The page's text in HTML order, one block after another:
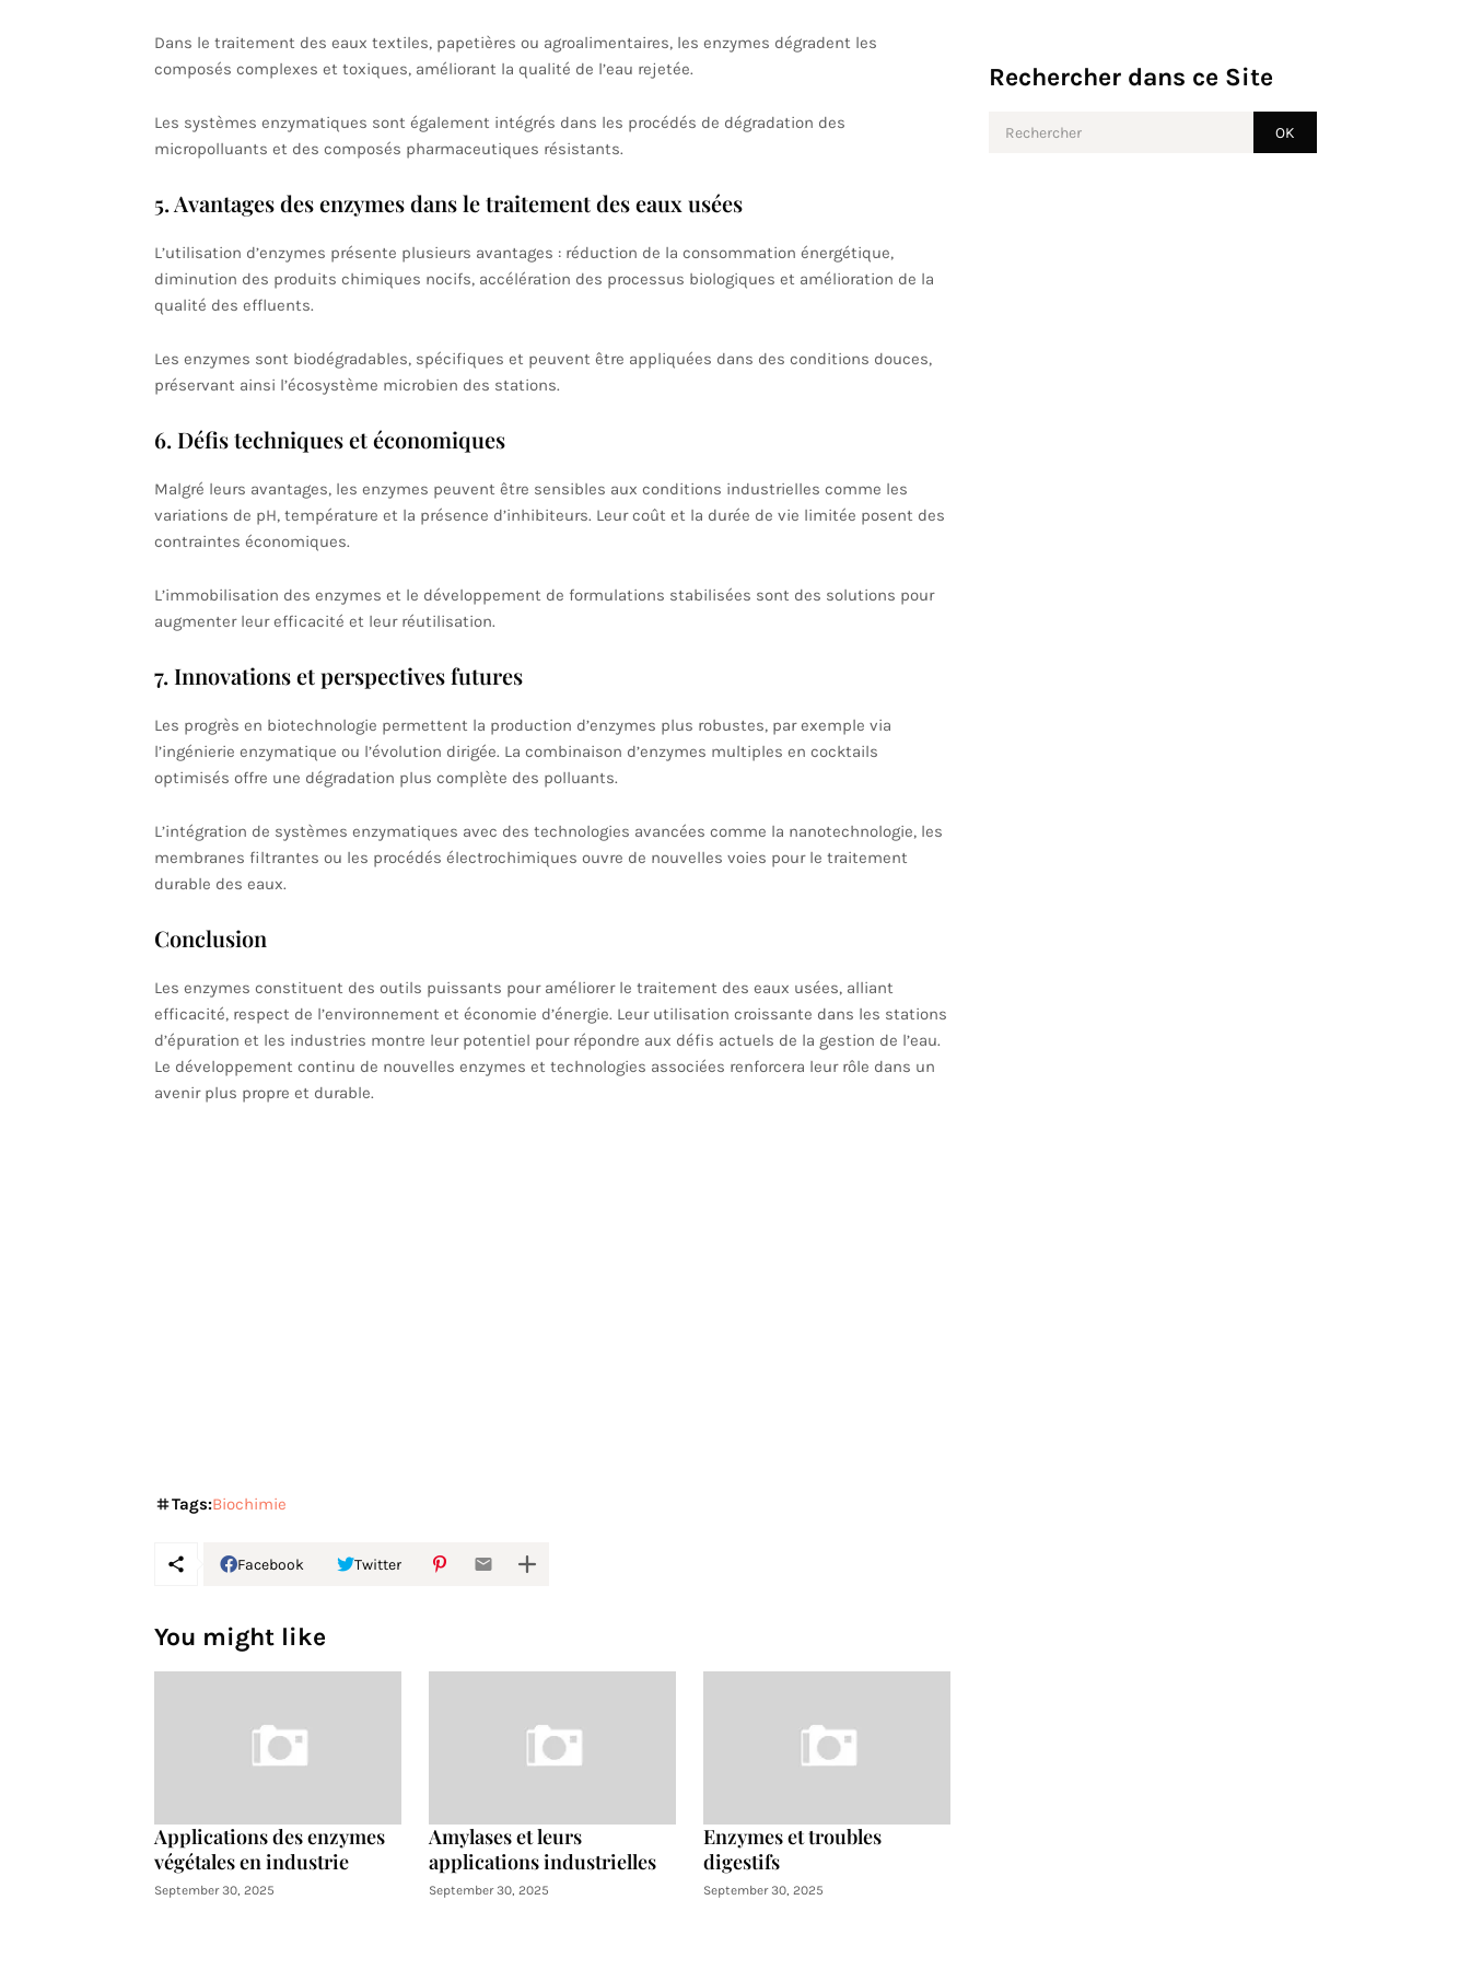
Dans le traitement des eaux textiles, papetières ou agroalimentaires, les enzymes dégradent les
composés complexes et toxiques, améliorant la qualité de l’eau rejetée.
Les systèmes enzymatiques sont également intégrés dans les procédés de dégradation des
micropolluants et des composés pharmaceutiques résistants.
5. Avantages des enzymes dans le traitement des eaux usées
L’utilisation d’enzymes présente plusieurs avantages : réduction de la consommation énergétique,
diminution des produits chimiques nocifs, accélération des processus biologiques et amélioration de la
qualité des effluents.
Les enzymes sont biodégradables, spécifiques et peuvent être appliquées dans des conditions douces,
préservant ainsi l’écosystème microbien des stations.
6. Défis techniques et économiques
Malgré leurs avantages, les enzymes peuvent être sensibles aux conditions industrielles comme les
variations de pH, température et la présence d’inhibiteurs. Leur coût et la durée de vie limitée posent des
contraintes économiques.
L’immobilisation des enzymes et le développement de formulations stabilisées sont des solutions pour
augmenter leur efficacité et leur réutilisation.
7. Innovations et perspectives futures
Les progrès en biotechnologie permettent la production d’enzymes plus robustes, par exemple via
l’ingénierie enzymatique ou l’évolution dirigée. La combinaison d’enzymes multiples en cocktails
optimisés offre une dégradation plus complète des polluants.
L’intégration de systèmes enzymatiques avec des technologies avancées comme la nanotechnologie, les
membranes filtrantes ou les procédés électrochimiques ouvre de nouvelles voies pour le traitement
durable des eaux.
Conclusion
Les enzymes constituent des outils puissants pour améliorer le traitement des eaux usées, alliant
efficacité, respect de l’environnement et économie d’énergie. Leur utilisation croissante dans les stations
d’épuration et les industries montre leur potentiel pour répondre aux défis actuels de la gestion de l’eau.
Le développement continu de nouvelles enzymes et technologies associées renforcera leur rôle dans un
avenir plus propre et durable.
Tags:Biochimie
Facebook Twitter
You might like
Applications des enzymes
végétales en industrie
September 30, 2025
Amylases et leurs
applications industrielles
September 30, 2025
Enzymes et troubles
digestifs
September 30, 2025
Rechercher dans ce Site